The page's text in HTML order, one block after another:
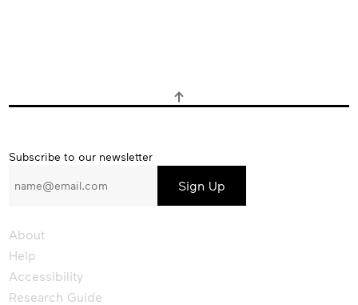
Subscribe
our
Subscribe to our newsletter
About
Help
Accessibility
Research Guide